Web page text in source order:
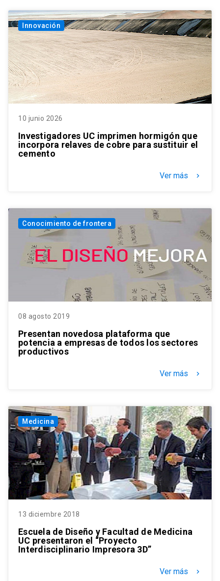
Innovación
10 junio 2026
Investigadores UC imprimen hormigón que
incorpora relaves de cobre para sustituir el
cemento
Ver más keyboard_arrow_right
Conocimiento de frontera
08 agosto 2019
Presentan novedosa plataforma que
potencia a empresas de todos los sectores
productivos
Ver más keyboard_arrow_right
Medicina
13 diciembre 2018
Escuela de Diseño y Facultad de Medicina
UC presentaron el “Proyecto
Interdisciplinario Impresora 3D”
Ver más keyboard_arrow_right